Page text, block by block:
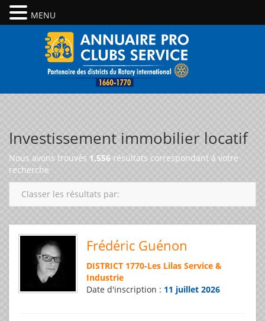
Investissement immobilier locatif
Nous avons trouvés 1,556 résultats correspondant à votre
recherche
Classer les résultats par:
Frédéric Guénon
DISTRICT 1770-Les Lilas Service &
Industrie
Date d'inscription : 11 juillet 2026
MENU